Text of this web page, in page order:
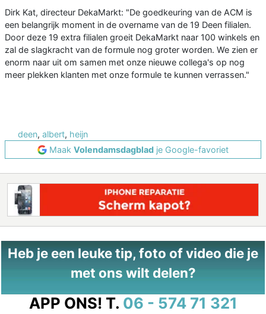
Dirk Kat, directeur DekaMarkt: "De goedkeuring van de ACM is
een belangrijk moment in de overname van de 19 Deen filialen.
Door deze 19 extra filialen groeit DekaMarkt naar 100 winkels en
zal de slagkracht van de formule nog groter worden. We zien er
enorm naar uit om samen met onze nieuwe collega's op nog
meer plekken klanten met onze formule te kunnen verrassen."
deen, albert, heijn
Maak Volendamsdagblad je Google-favoriet
Heb je een leuke tip, foto of video die je
met ons wilt delen?
APP ONS! T. 06 - 574 71 321